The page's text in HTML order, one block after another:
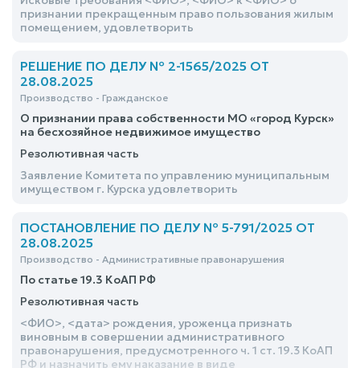
признании прекращенным право пользования жилым
помещением, удовлетворить
РЕШЕНИЕ ПО ДЕЛУ № 2-1565/2025 ОТ
28.08.2025
Производство - Гражданское
О признании права собственности МО «город Курск»
на бесхозяйное недвижимое имущество
Резолютивная часть
Заявление Комитета по управлению муниципальным
имуществом г. Курска удовлетворить
ПОСТАНОВЛЕНИЕ ПО ДЕЛУ № 5-791/2025 ОТ
28.08.2025
Производство - Административные правонарушения
По статье 19.3 КоАП РФ
Резолютивная часть
<ФИО>, <дата> рождения, уроженца признать
виновным в совершении административного
правонарушения, предусмотренного ч. 1 ст. 19.3 КоАП
РФ и назначить ему наказание в виде